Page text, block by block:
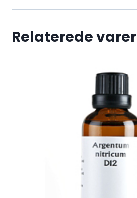
Relaterede varer